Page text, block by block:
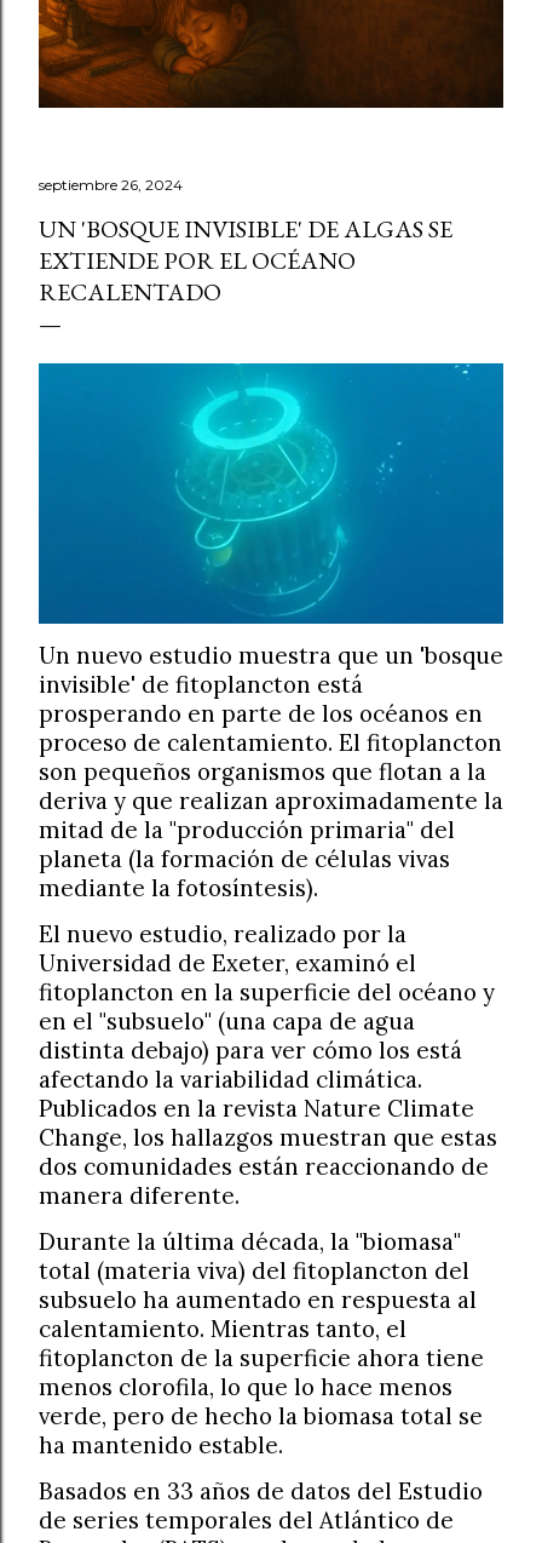
septiembre 26, 2024
UN 'BOSQUE INVISIBLE' DE ALGAS SE
EXTIENDE POR EL OCÉANO
RECALENTADO
Un nuevo estudio muestra que un 'bosque
invisible' de fitoplancton está
prosperando en parte de los océanos en
proceso de calentamiento. El fitoplancton
son pequeños organismos que flotan a la
deriva y que realizan aproximadamente la
mitad de la "producción primaria" del
planeta (la formación de células vivas
mediante la fotosíntesis).
El nuevo estudio, realizado por la
Universidad de Exeter, examinó el
fitoplancton en la superficie del océano y
en el "subsuelo" (una capa de agua
distinta debajo) para ver cómo los está
afectando la variabilidad climática.
Publicados en la revista Nature Climate
Change, los hallazgos muestran que estas
dos comunidades están reaccionando de
manera diferente.
Durante la última década, la "biomasa"
total (materia viva) del fitoplancton del
subsuelo ha aumentado en respuesta al
calentamiento. Mientras tanto, el
fitoplancton de la superficie ahora tiene
menos clorofila, lo que lo hace menos
verde, pero de hecho la biomasa total se
ha mantenido estable.
Basados en 33 años de datos del Estudio
de series temporales del Atlántico de